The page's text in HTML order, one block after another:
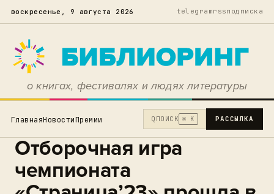
воскресенье, 9 августа 2026 telegramrssподписка
о книгах, фестивалях и людях литературы
ГлавнаяНовостиПремии Q ПОИСК ⌘ K РАССЫЛКА
Отборочная игра
чемпионата